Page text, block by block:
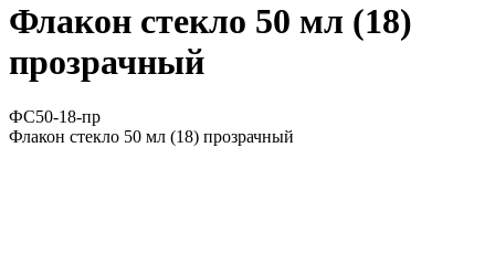
Флакон стекло 50 мл (18)
прозрачный
ФС50-18-пр
Флакон стекло 50 мл (18) прозрачный